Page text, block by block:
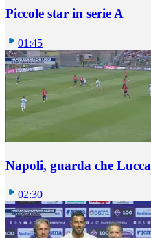
Piccole star in serie A
01:45
Napoli, guarda che Lucca
02:30